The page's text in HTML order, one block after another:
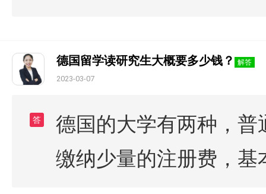
德国留学读研究生大概要多少钱？ 解答
2023-03-07
答
德国的大学有两种，
缴纳少量的注册费，